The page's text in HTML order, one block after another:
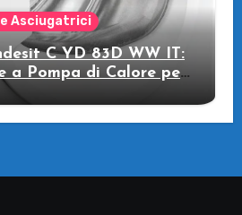
Asciugatrici
C YD 83D WW IT:
a Pompa di Calore per
Benessere